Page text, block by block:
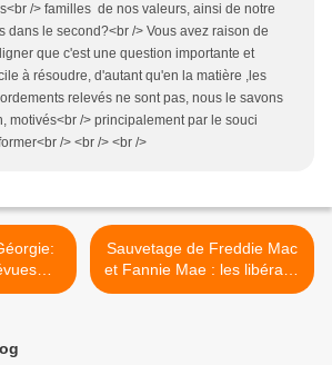
/> familles de nos valeurs, ainsi de notre
dans le second?<br /> Vous avez raison de
que c'est une question importante et
à résoudre, d'autant qu'en la matière ,les
relevés ne sont pas, nous le savons
motivés<br /> principalement par le souci
/> <br /> <br />
Sauvetage de Freddie Mac
et Fannie Mae : les libéraux
mangent leur chapeau ! >